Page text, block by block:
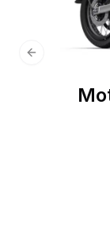
Previous slide